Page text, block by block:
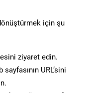
için şu
ziyaret edin.
URL’sini